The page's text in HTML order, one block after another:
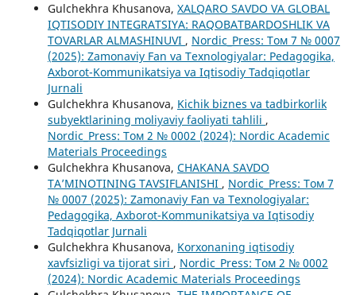
Gulchekhra Khusanova, XALQARO SAVDO VA GLOBAL
IQTISODIY INTEGRATSIYA: RAQOBATBARDOSHLIK VA
TOVARLAR ALMASHINUVI , Nordic_Press: Том 7 № 0007
(2025): Zamonaviy Fan va Texnologiyalar: Pedagogika,
Axborot-Kommunikatsiya va Iqtisodiy Tadqiqotlar
Jurnali
Gulchekhra Khusanova, Kichik biznes va tadbirkorlik
subyektlarining moliyaviy faoliyati tahlili ,
Nordic_Press: Том 2 № 0002 (2024): Nordic Academic
Materials Proceedings
Gulchekhra Khusanova, CHAKANA SAVDO
TA’MINOTINING TAVSIFLANISHI , Nordic_Press: Том 7
№ 0007 (2025): Zamonaviy Fan va Texnologiyalar:
Pedagogika, Axborot-Kommunikatsiya va Iqtisodiy
Tadqiqotlar Jurnali
Gulchekhra Khusanova, Korxonaning iqtisodiy
xavfsizligi va tijorat siri , Nordic_Press: Том 2 № 0002
(2024): Nordic Academic Materials Proceedings